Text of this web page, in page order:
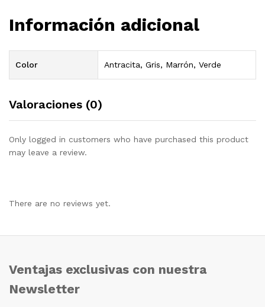
Información adicional
Color Antracita, Gris, Marrón, Verde
Valoraciones (0)
Only logged in customers who have purchased this product
may leave a review.
There are no reviews yet.
Ventajas exclusivas con nuestra
Newsletter